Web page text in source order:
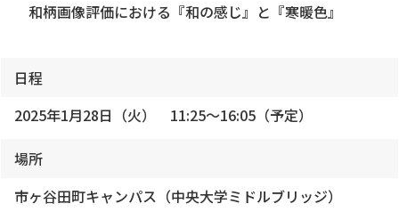
和柄画像評価における『和の感じ』と『寒暖色』
日程
2025年1月28日（火） 11:25～16:05（予定）
場所
市ヶ谷田町キャンパス（中央大学ミドルブリッジ）